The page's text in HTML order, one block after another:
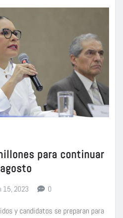
para continuar
15, 2023 0
y candidatos se preparan para